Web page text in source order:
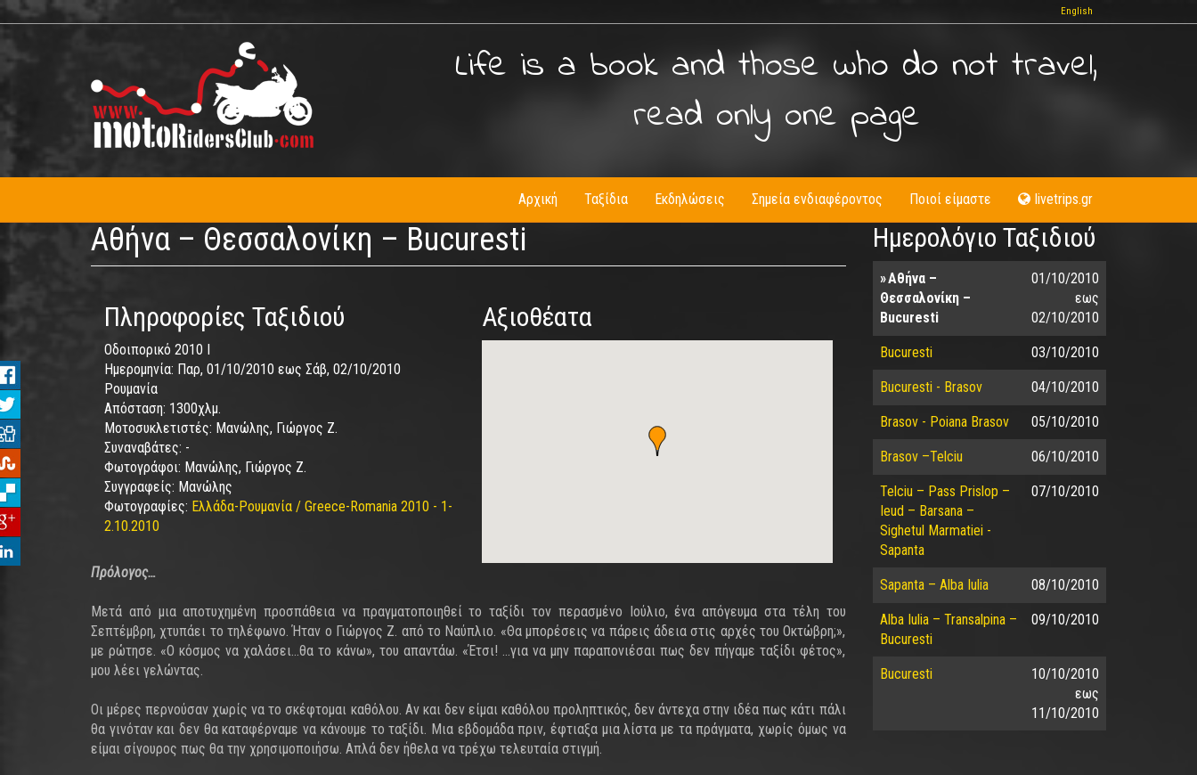
Παράκαμψη
προς
English
Life is a book and those who do not travel,
read only one page
Αρχική Ταξίδια Εκδηλώσεις Σημεία ενδιαφέροντος Ποιοί είμαστε livetrips.gr
Αθήνα – Θεσσαλονίκη – Bucuresti
Πληροφορίες Ταξιδιού
Οδοιπορικό 2010 I
Ημερομηνία: Παρ, 01/10/2010 εως Σάβ, 02/10/2010
Ρουμανία
Απόσταση: 1300χλμ.
Μοτοσυκλετιστές: Μανώλης, Γιώργος Ζ.
Συναναβάτες: -
Φωτογράφοι: Μανώλης, Γιώργος Ζ.
Συγγραφείς: Μανώλης
Φωτογραφίες: Ελλάδα-Ρουμανία / Greece-Romania 2010 - 1-
2.10.2010
Αξιοθέατα
Πρόλογος…
Μετά από μια αποτυχημένη προσπάθεια να πραγματοποιηθεί το ταξίδι τον περασμένο Ιούλιο, ένα απόγευμα στα τέλη του
Σεπτέμβρη, χτυπάει το τηλέφωνο. Ήταν ο Γιώργος Ζ. από το Ναύπλιο. «Θα μπορέσεις να πάρεις άδεια στις αρχές του Οκτώβρη;»,
με ρώτησε. «Ο κόσμος να χαλάσει…θα το κάνω», του απαντάω. «Έτσι! …για να μην παραπονιέσαι πως δεν πήγαμε ταξίδι φέτος»,
μου λέει γελώντας.
Οι μέρες περνούσαν χωρίς να το σκέφτομαι καθόλου. Αν και δεν είμαι καθόλου προληπτικός, δεν άντεχα στην ιδέα πως κάτι πάλι
θα γινόταν και δεν θα καταφέρναμε να κάνουμε το ταξίδι. Μια εβδομάδα πριν, έφτιαξα μια λίστα με τα πράγματα, χωρίς όμως να
είμαι σίγουρος πως θα την χρησιμοποιήσω. Απλά δεν ήθελα να τρέχω τελευταία στιγμή.
Ημερολόγιο Ταξιδιού
Αθήνα –
Θεσσαλονίκη –
Bucuresti
01/10/2010
εως
02/10/2010
Bucuresti 03/10/2010
Bucuresti - Brasov 04/10/2010
Brasov - Poiana Brasov 05/10/2010
Brasov –Telciu 06/10/2010
Telciu – Pass Prislop –
Ieud – Barsana –
Sighetul Marmatiei -
Sapanta
07/10/2010
Sapanta – Alba Iulia 08/10/2010
Alba Iulia – Transalpina –
Bucuresti
09/10/2010
Bucuresti
10/10/2010
εως
11/10/2010